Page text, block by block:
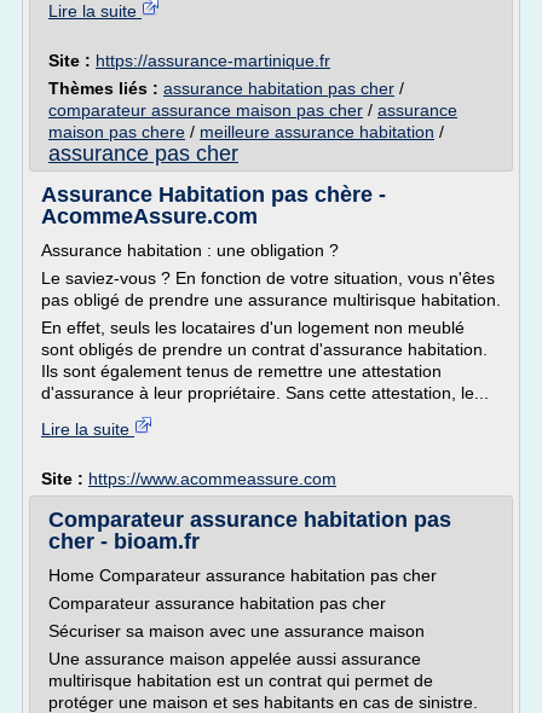
Lire la suite
Site : https://assurance-martinique.fr
Thèmes liés : assurance habitation pas cher /
comparateur assurance maison pas cher / assurance
maison pas chere / meilleure assurance habitation /
assurance pas cher
Assurance Habitation pas chère -
AcommeAssure.com
Assurance habitation : une obligation ?
Le saviez-vous ? En fonction de votre situation, vous n'êtes
pas obligé de prendre une assurance multirisque habitation.
En effet, seuls les locataires d'un logement non meublé
sont obligés de prendre un contrat d'assurance habitation.
Ils sont également tenus de remettre une attestation
d'assurance à leur propriétaire. Sans cette attestation, le...
Lire la suite
Site : https://www.acommeassure.com
Comparateur assurance habitation pas
cher - bioam.fr
Home Comparateur assurance habitation pas cher
Comparateur assurance habitation pas cher
Sécuriser sa maison avec une assurance maison
Une assurance maison appelée aussi assurance
multirisque habitation est un contrat qui permet de
protéger une maison et ses habitants en cas de sinistre.